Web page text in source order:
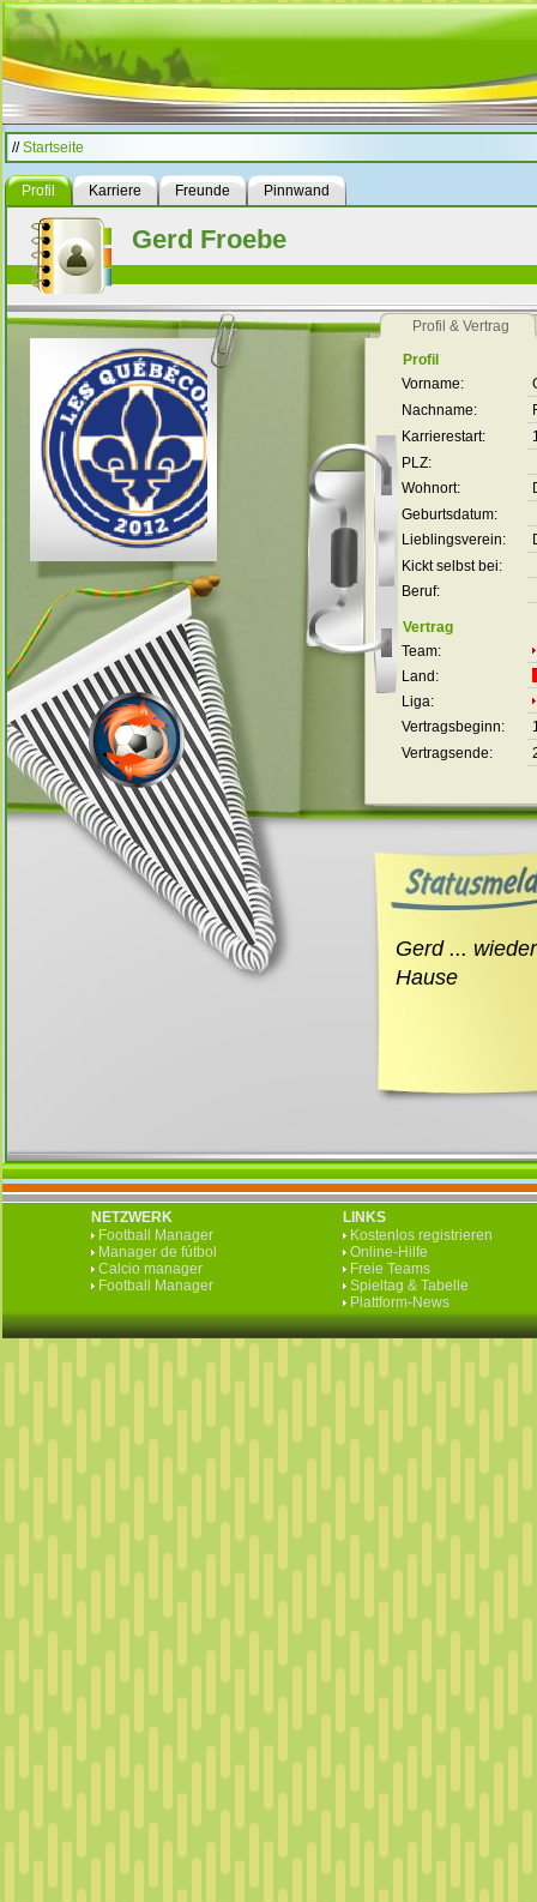
//Startseite
Profil Karriere Freunde Pinnwand
Gerd Froebe
Profil & Vertrag
Profil
Vorname:
Nachname:
Karrierestart:
PLZ:
Wohnort:
Geburtsdatum:
Lieblingsverein:
Kickt selbst bei:
Beruf:
Vertrag
Team:
Land:
Liga:
Vertragsbeginn:
Vertragsende:
Gerd ...
Hause
NETZWERK
Football Manager
Manager de fútbol
Calcio manager
Football Manager
LINKS
Kostenlos registrieren
Online-Hilfe
Freie Teams
Spieltag & Tabelle
Plattform-News